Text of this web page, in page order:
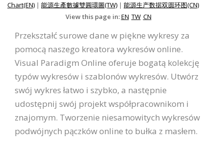
Chart(EN) | 能源生產數據雙圓環圖(TW) | 能源生产数据双圆环图(CN)
View this page in:EN TW CN
Przekształć surowe dane w piękne wykresy za
pomocą naszego kreatora wykresów online.
Visual Paradigm Online oferuje bogatą kolekcję
typów wykresów i szablonów wykresów. Utwórz
swój wykres łatwo i szybko, a następnie
udostępnij swój projekt współpracownikom i
znajomym. Tworzenie niesamowitych wykresów
podwójnych pączków online to bułka z masłem.